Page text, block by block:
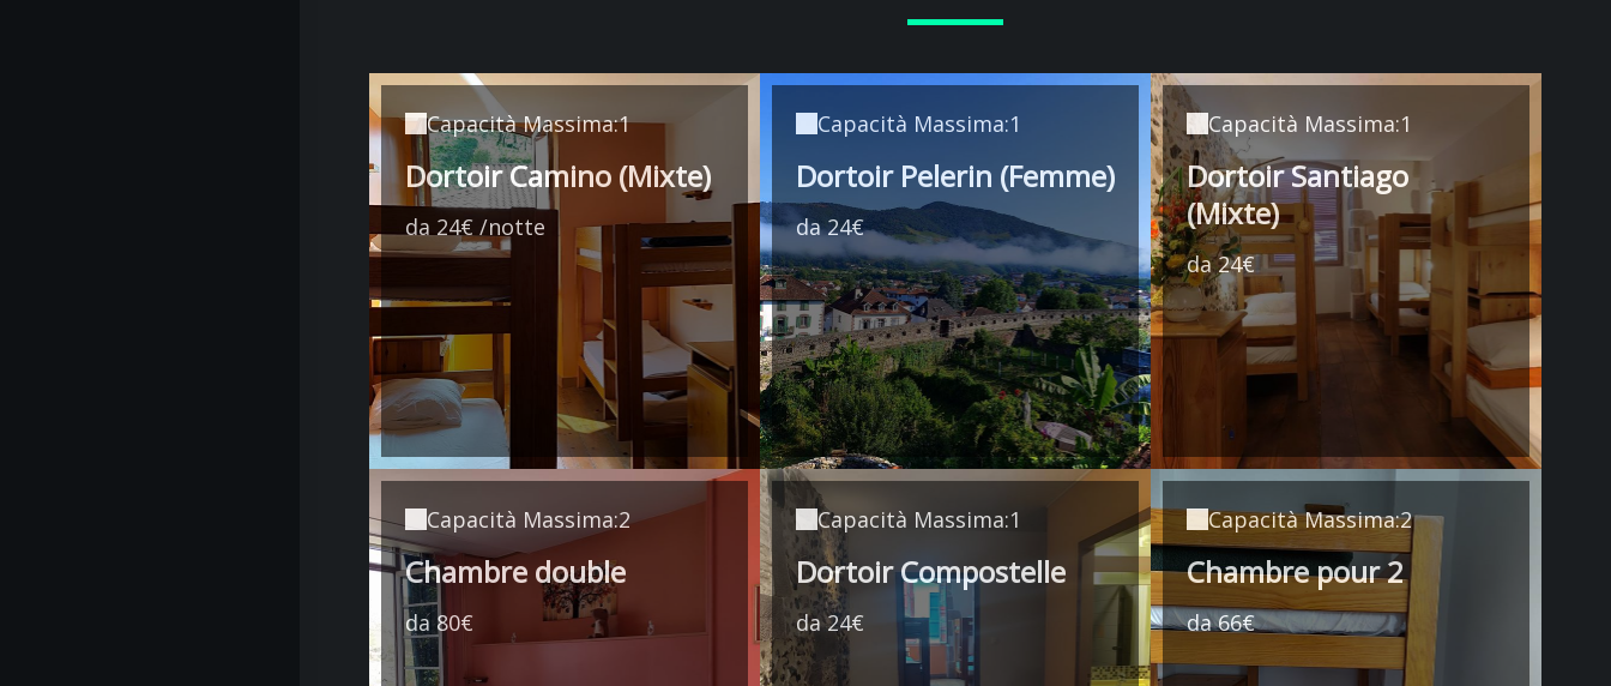
Capacità Massima:1
Dortoir Camino (Mixte)
da 24€ /notte
Capacità Massima:1
Dortoir Pelerin (Femme)
da 24€
Capacità Massima:1
Dortoir Santiago
(Mixte)
da 24€
Capacità Massima:2
Chambre double
da 80€
Capacità Massima:1
Dortoir Compostelle
da 24€
Capacità Massima:2
Chambre pour 2
da 66€